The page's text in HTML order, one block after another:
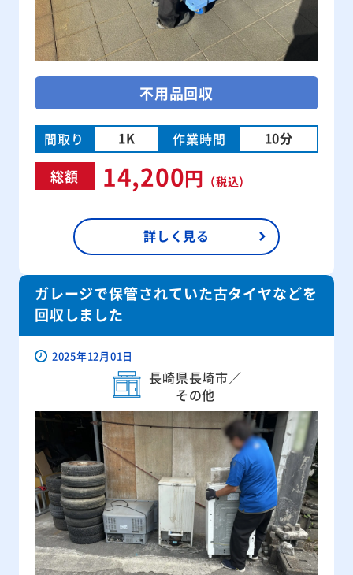
不用品回収
間取り 1K 作業時間 10分
総額 14,200円 （税込）
詳しく見る
ガレージで保管されていた古タイヤなどを
回収しました
2025年12月01日
長崎県長崎市／
その他